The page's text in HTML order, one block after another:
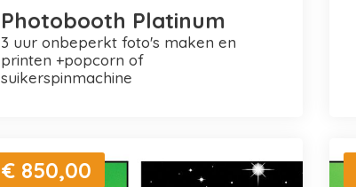
Photobooth Platinum
3 uur onbeperkt foto's maken en
printen +popcorn of
suikerspinmachine
€ 850,00